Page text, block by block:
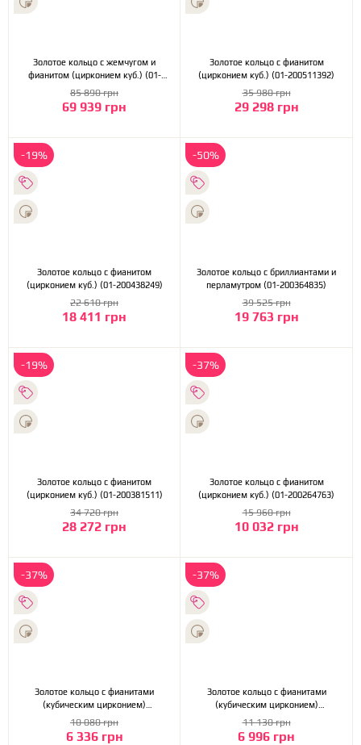
Золотое кольцо с жемчугом и
фианитом (цирконием куб.) (01-
200559561)
69 939 грн
85 890 грн
Золотое кольцо с фианитом
(цирконием куб.) (01-200511392)
29 298 грн
35 980 грн
-19%
Золотое кольцо с фианитом
(цирконием куб.) (01-200438249)
18 411 грн
22 610 грн
-50%
Золотое кольцо с бриллиантами и
перламутром (01-200364835)
19 763 грн
39 525 грн
-19%
Золотое кольцо с фианитом
(цирконием куб.) (01-200381511)
28 272 грн
34 720 грн
-37%
Золотое кольцо с фианитом
(цирконием куб.) (01-200264763)
10 032 грн
15 960 грн
-37%
Золотое кольцо с фианитами
(кубическим цирконием)
(1б_к-238)
6 336 грн
10 080 грн
-37%
Золотое кольцо с фианитами
(кубическим цирконием)
(2б_к-238)
6 996 грн
11 130 грн